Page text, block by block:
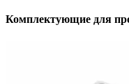
Комплектующие для